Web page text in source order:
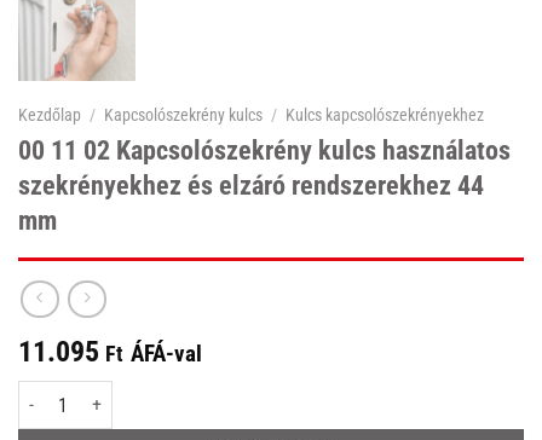
Kezdőlap / Kapcsolószekrény kulcs / Kulcs kapcsolószekrényekhez
00 11 02 Kapcsolószekrény kulcs használatos
szekrényekhez és elzáró rendszerekhez 44
mm
11.095 Ft ÁFÁ-val
00 11 02 Kapcsolószekrény kulcs használatos szekrényekhez és elzáró